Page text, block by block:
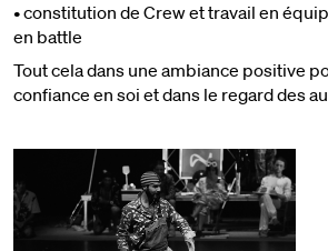
• constitution de Crew et travail en
en battle
Tout cela dans une ambiance positive
confiance en soi et dans le regard des